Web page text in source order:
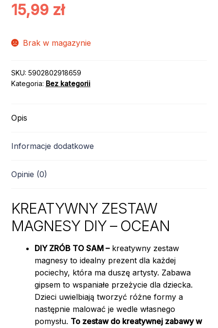
15,99 zł
Brak w magazynie
SKU: 5902802918659
Kategoria: Bez kategorii
Opis
Informacje dodatkowe
Opinie (0)
KREATYWNY ZESTAW
MAGNESY DIY – OCEAN
DIY ZRÓB TO SAM –kreatywny zestaw
magnesy to idealny prezent dla każdej
pociechy, która ma duszę artysty. Zabawa
gipsem to wspaniałe przeżycie dla dziecka.
Dzieci uwielbiają tworzyć różne formy a
następnie malować je wedle własnego
pomysłu. To zestaw do kreatywnej zabawy w